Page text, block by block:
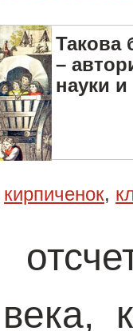
Такова
–
науки
кирпиченок,